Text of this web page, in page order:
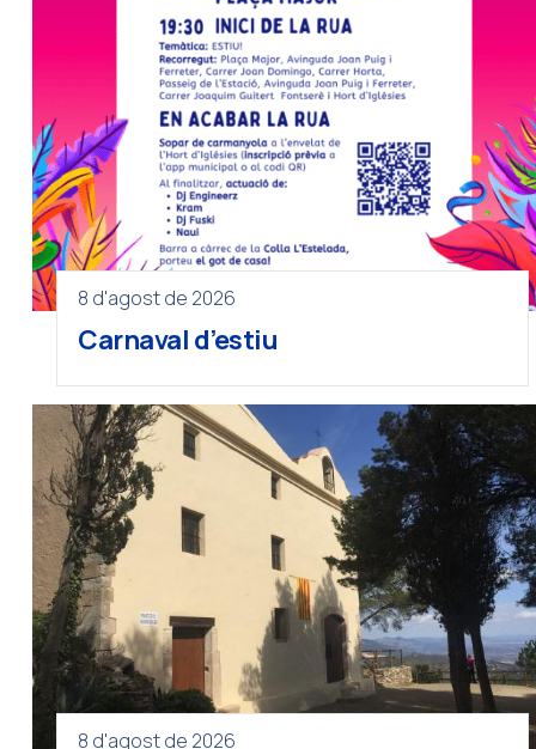
8 d'agost de 2026
Carnaval d’estiu
8 d'agost de 2026